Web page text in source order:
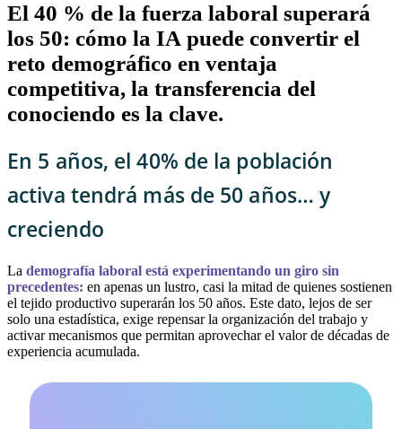
El 40 % de la fuerza laboral superará
los 50: cómo la IA puede convertir el
reto demográfico en ventaja
competitiva, la transferencia del
conociendo es la clave.
En 5 años, el 40% de la población
activa tendrá más de 50 años… y
creciendo
La demografía laboral está experimentando un giro sin
precedentes: en apenas un lustro, casi la mitad de quienes sostienen
el tejido productivo superarán los 50 años. Este dato, lejos de ser
solo una estadística, exige repensar la organización del trabajo y
activar mecanismos que permitan aprovechar el valor de décadas de
experiencia acumulada.